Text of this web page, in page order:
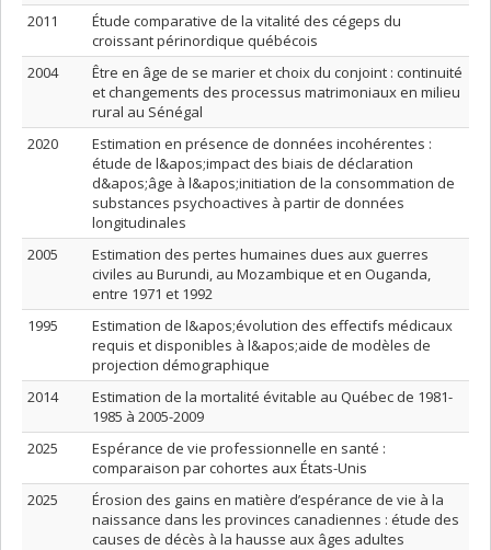
2011
Étude comparative de la vitalité des cégeps du
croissant périnordique québécois
2004
Être en âge de se marier et choix du conjoint : continuité
et changements des processus matrimoniaux en milieu
rural au Sénégal
2020
Estimation en présence de données incohérentes :
étude de l&apos;impact des biais de déclaration
d&apos;âge à l&apos;initiation de la consommation de
substances psychoactives à partir de données
longitudinales
2005
Estimation des pertes humaines dues aux guerres
civiles au Burundi, au Mozambique et en Ouganda,
entre 1971 et 1992
1995
Estimation de l&apos;évolution des effectifs médicaux
requis et disponibles à l&apos;aide de modèles de
projection démographique
2014
Estimation de la mortalité évitable au Québec de 1981-
1985 à 2005-2009
2025
Espérance de vie professionnelle en santé :
comparaison par cohortes aux États-Unis
2025
Érosion des gains en matière d’espérance de vie à la
naissance dans les provinces canadiennes : étude des
causes de décès à la hausse aux âges adultes